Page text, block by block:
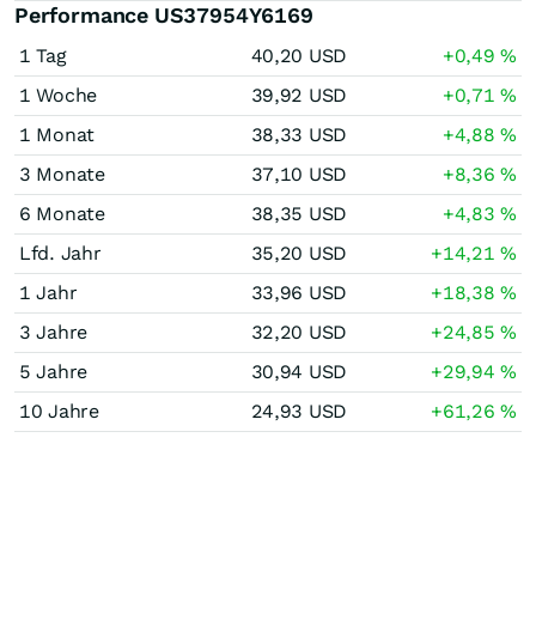
Performance US37954Y6169
1 Tag 40,20 USD +0,49%
1 Woche
39,92 USD +0,71%
1 Monat
38,33 USD +4,88%
3 Monate
37,10 USD +8,36%
6 Monate
38,35 USD +4,83%
Lfd. Jahr
35,20 USD +14,21%
1 Jahr
33,96 USD +18,38%
3 Jahre
32,20 USD +24,85%
5 Jahre
30,94 USD +29,94%
10 Jahre
24,93 USD +61,26%